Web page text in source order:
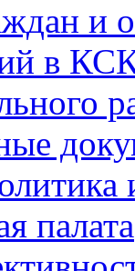
и
в
палата